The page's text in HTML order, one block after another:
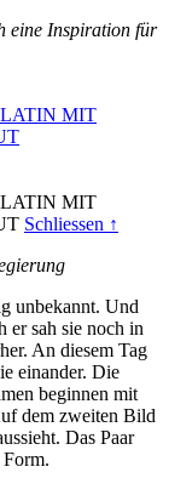
eine Inspiration für
MIT
MIT
Schliessen ↑
unbekannt. Und
er sah sie noch in
An diesem Tag
einander. Die
beginnen mit
dem zweiten Bild
Das Paar